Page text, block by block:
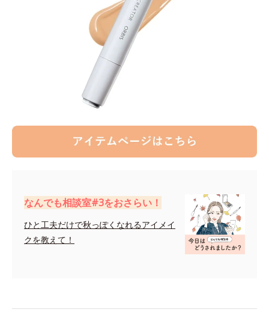
なんでも相談室#3をおさらい！
ひと工夫だけで秋っぽくなれるアイメイ
クを教えて！